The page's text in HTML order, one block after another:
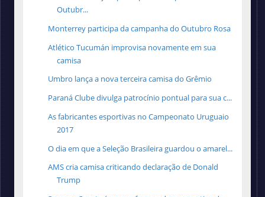
Outubr...
Monterrey participa da campanha do Outubro Rosa
Atlético Tucumán improvisa novamente em sua
camisa
Umbro lança a nova terceira camisa do Grêmio
Paraná Clube divulga patrocínio pontual para sua c...
As fabricantes esportivas no Campeonato Uruguaio
2017
O dia em que a Seleção Brasileira guardou o amarel...
AMS cria camisa criticando declaração de Donald
Trump